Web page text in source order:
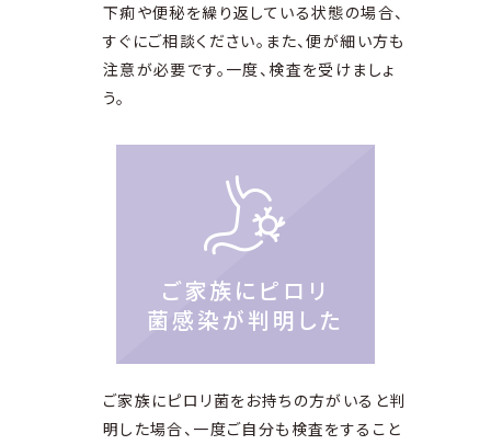
下痢や便秘を繰り返している状態の場合、
すぐにご相談ください。また、便が細い方も
注意が必要です。一度、検査を受けましょ
う。
ご家族にピロリ
菌感染が判明した
ご家族にピロリ菌をお持ちの方がいると判
明した場合、一度ご自分も検査をすること